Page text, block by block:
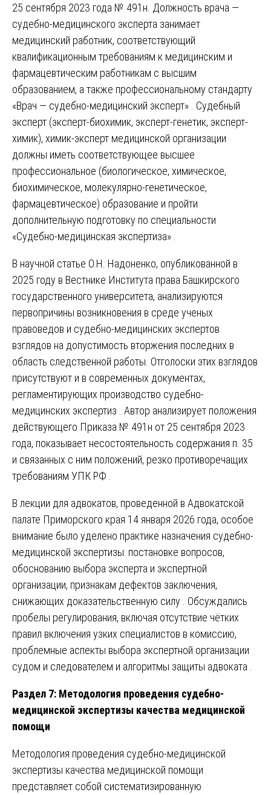
25 сентября 2023 года № 491н. Должность врача —
судебно-медицинского эксперта занимает
медицинский работник, соответствующий
квалификационным требованиям к медицинским и
фармацевтическим работникам с высшим
образованием, а также профессиональному стандарту
«Врач — судебно-медицинский эксперт» . Судебный
эксперт (эксперт-биохимик, эксперт-генетик, эксперт-
химик), химик-эксперт медицинской организации
должны иметь соответствующее высшее
профессиональное (биологическое, химическое,
биохимическое, молекулярно-генетическое,
фармацевтическое) образование и пройти
дополнительную подготовку по специальности
«Судебно-медицинская экспертиза» .
В научной статье О.Н. Надоненко, опубликованной в
2025 году в Вестнике Института права Башкирского
государственного университета, анализируются
первопричины возникновения в среде ученых
правоведов и судебно-медицинских экспертов
взглядов на допустимость вторжения последних в
область следственной работы. Отголоски этих взглядов
присутствуют и в современных документах,
регламентирующих производство судебно-
медицинских экспертиз . Автор анализирует положения
действующего Приказа № 491н от 25 сентября 2023
года, показывает несостоятельность содержания п. 35
и связанных с ним положений, резко противоречащих
требованиям УПК РФ .
В лекции для адвокатов, проведенной в Адвокатской
палате Приморского края 14 января 2026 года, особое
внимание было уделено практике назначения судебно-
медицинской экспертизы: постановке вопросов,
обоснованию выбора эксперта и экспертной
организации, признакам дефектов заключения,
снижающих доказательственную силу . Обсуждались
пробелы регулирования, включая отсутствие чётких
правил включения узких специалистов в комиссию,
проблемные аспекты выбора экспертной организации
судом и следователем и алгоритмы защиты адвоката .
Раздел 7: Методология проведения судебно-
медицинской экспертизы качества медицинской
помощи
Методология проведения судебно-медицинской
экспертизы качества медицинской помощи
представляет собой систематизированную